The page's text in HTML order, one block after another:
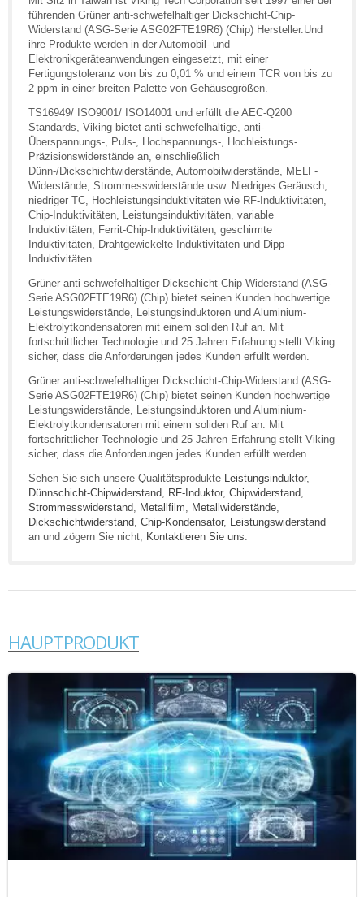
führenden Grüner anti-schwefelhaltiger Dickschicht-Chip-
Widerstand (ASG-Serie ASG02FTE19R6) (Chip) Hersteller.Und
ihre Produkte werden in der Automobil- und
Elektronikgeräteanwendungen eingesetzt, mit einer
Fertigungstoleranz von bis zu 0,01 % und einem TCR von bis zu
2 ppm in einer breiten Palette von Gehäusegrößen.
TS16949/ ISO9001/ ISO14001 und erfüllt die AEC-Q200
Standards, Viking bietet anti-schwefelhaltige, anti-
Überspannungs-, Puls-, Hochspannungs-, Hochleistungs-
Präzisionswiderstände an, einschließlich
Dünn-/Dickschichtwiderstände, Automobilwiderstände, MELF-
Widerstände, Strommesswiderstände usw. Niedriges Geräusch,
niedriger TC, Hochleistungsinduktivitäten wie RF-Induktivitäten,
Chip-Induktivitäten, Leistungsinduktivitäten, variable
Induktivitäten, Ferrit-Chip-Induktivitäten, geschirmte
Induktivitäten, Drahtgewickelte Induktivitäten und Dipp-
Induktivitäten.
Grüner anti-schwefelhaltiger Dickschicht-Chip-Widerstand (ASG-
Serie ASG02FTE19R6) (Chip) bietet seinen Kunden hochwertige
Leistungswiderstände, Leistungsinduktoren und Aluminium-
Elektrolytkondensatoren mit einem soliden Ruf an. Mit
fortschrittlicher Technologie und 25 Jahren Erfahrung stellt Viking
sicher, dass die Anforderungen jedes Kunden erfüllt werden.
Grüner anti-schwefelhaltiger Dickschicht-Chip-Widerstand (ASG-
Serie ASG02FTE19R6) (Chip) bietet seinen Kunden hochwertige
Leistungswiderstände, Leistungsinduktoren und Aluminium-
Elektrolytkondensatoren mit einem soliden Ruf an. Mit
fortschrittlicher Technologie und 25 Jahren Erfahrung stellt Viking
sicher, dass die Anforderungen jedes Kunden erfüllt werden.
Sehen Sie sich unsere Qualitätsprodukte
Leistungsinduktor,
Dünnschicht-Chipwiderstand
RF-Induktor, Chipwiderstand
Strommesswiderstand
Metallfilm Metallwiderstände
Dickschichtwiderstand Chip-Kondensator,
Leistungswiderstand
an und zögern Sie nicht,
Kontaktieren Sie uns
HAUPTPRODUKT